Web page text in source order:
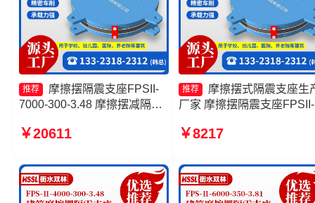
推荐
摩擦摆隔震支座FPSII-
7000-300-3.48 摩擦摆减隔震
厂 摩擦摆隔震支座FPSII-
￥20611
推荐
摩擦摆式隔震支座生
厂家 摩擦摆隔震支座FPSII-
隔震支座生产厂家一套厂家
￥8217